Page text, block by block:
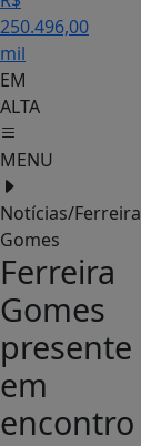
250.496,00
mil
EM
ALTA
MENU
Notícias/Ferreira
Gomes
Ferreira
Gomes
presente
em
encontro